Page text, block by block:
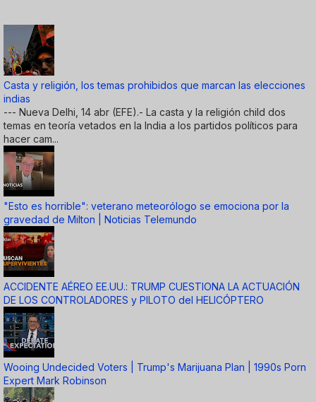
Casta y religión, los temas prohibidos que marcan las elecciones
indias
--- Nueva Delhi, 14 abr (EFE).- La casta y la religión child dos
temas en teoría vetados en la India a los partidos políticos para
hacer cam...
"Esto es horrible": veterano meteorólogo se emociona por la
gravedad de Milton | Noticias Telemundo
ACCIDENTE AÉREO EE.UU.: TRUMP CUESTIONA LA ACTUACIÓN
DE LOS CONTROLADORES y PILOTO del HELICÓPTERO
Wooing Undecided Voters | Trump's Marijuana Plan | 1990s Porn
Expert Mark Robinson